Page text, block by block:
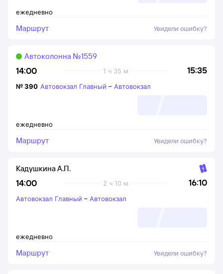
ежедневно
Маршрут Увидели ошибку?
14:00 15:35
1 ч 35 м
Автоколонна №1559
ежедневно
№390 Автовокзал Главный – Автовокзал
Маршрут Увидели ошибку?
14:00 16:10
2 ч 10 м
Кадушкина А.П.
ежедневно
Автовокзал Главный – Автовокзал
Маршрут Увидели ошибку?